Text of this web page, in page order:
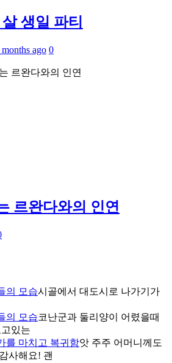
생일 파티
months ago 0
르완다와의 인연
의 모습시골에서 대도시로 나가기가
의 모습코난군과 둘리양이 어렸을때
있는
를 마치고 복귀함앗 주주 어머니께도
사해요! 괜